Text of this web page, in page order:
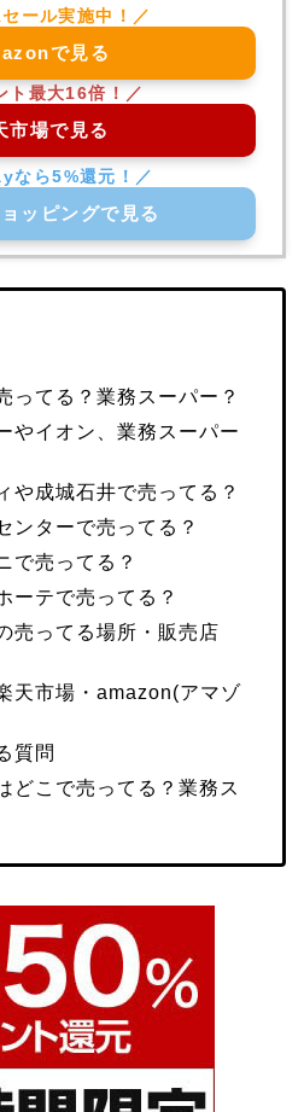
で見る
市場で見る
ッピングで見る
ってる？業務スーパー？
やイオン、業務スーパー
や成城石井で売ってる？
ンターで売ってる？
で売ってる？
ーテで売ってる？
売ってる場所・販売店
天市場・amazon(アマゾ
質問
どこで売ってる？業務ス